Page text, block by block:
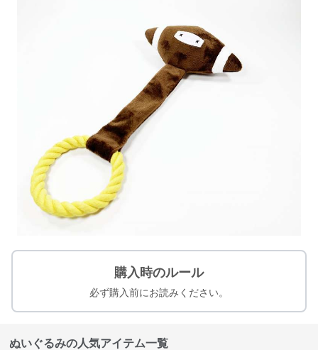
購入時のルール
必ず購入前にお読みください。
ぬいぐるみの人気アイテム一覧